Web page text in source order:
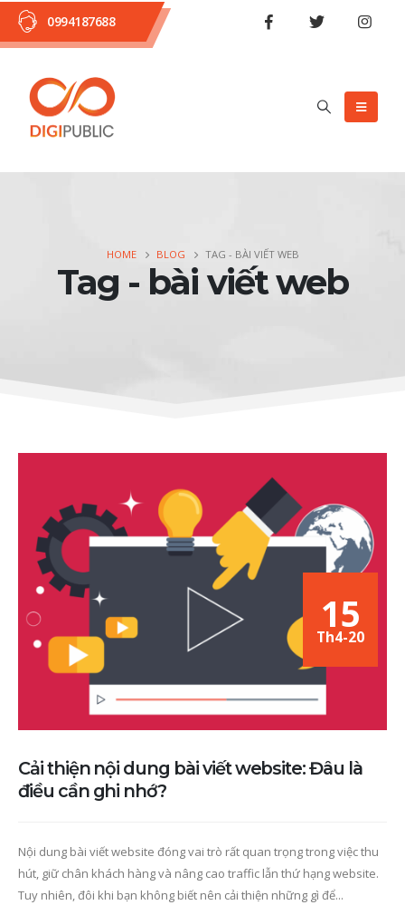
0994187688
HOME BLOG TAG - BÀI VIẾT WEB
Tag - bài viết web
15
Th4-20
Cải thiện nội dung bài viết website: Đâu là
điều cần ghi nhớ?
Nội dung bài viết website đóng vai trò rất quan trọng trong việc thu
hút, giữ chân khách hàng và nâng cao traffic lẫn thứ hạng website.
Tuy nhiên, đôi khi bạn không biết nên cải thiện những gì để...